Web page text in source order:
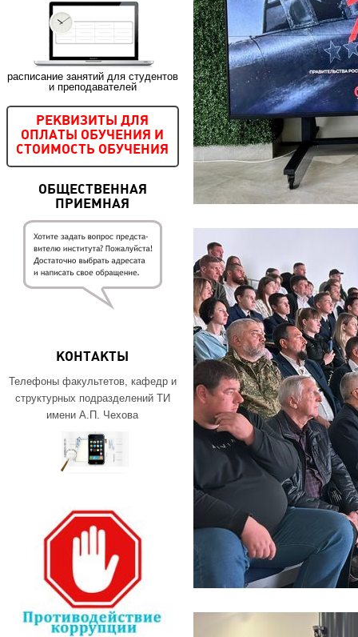
расписание занятий для студентов
и преподавателей
РЕКВИЗИТЫ ДЛЯ
ОПЛАТЫ ОБУЧЕНИЯ И
СТОИМОСТЬ ОБУЧЕНИЯ
ОБЩЕСТВЕННАЯ
ПРИЕМНАЯ
КОНТАКТЫ
Телефоны факультетов, кафедр и
структурных подразделений ТИ
имени А.П. Чехова